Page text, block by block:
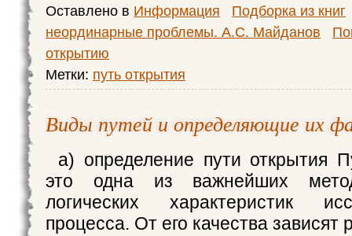
Оставлено в Информация
Подборка из книг
неординарные проблемы. А.С. Майданов
открытию
Метки: путь открытия
Виды путей и определяющие их
а) определение пути открытия
это одна из важнейших
логических характеристик
процесса. От его качества зависят